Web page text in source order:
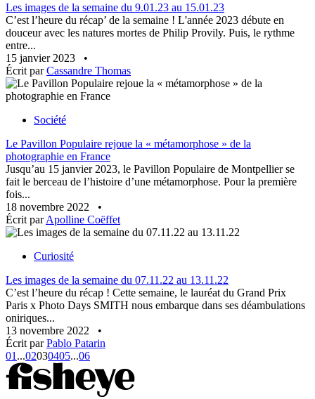
Les images de la semaine du 9.01.23 au 15.01.23
C’est l’heure du récap’ de la semaine ! L'année 2023 débute en
douceur avec les natures mortes de Philip Provily. Puis, le rythme
entre...
15 janvier 2023
•
Écrit parCassandre Thomas
Société
Le Pavillon Populaire rejoue la « métamorphose » de la
photographie en France
Jusqu’au 15 janvier 2023, le Pavillon Populaire de Montpellier se
fait le berceau de l’histoire d’une métamorphose. Pour la première
fois...
18 novembre 2022
•
Écrit parApolline Coëffet
Curiosité
Les images de la semaine du 07.11.22 au 13.11.22
C’est l’heure du récap ! Cette semaine, le lauréat du Grand Prix
Paris x Photo Days SMITH nous embarque dans ses déambulations
oniriques...
13 novembre 2022
•
Écrit parPablo Patarin
01 ...02030405...06